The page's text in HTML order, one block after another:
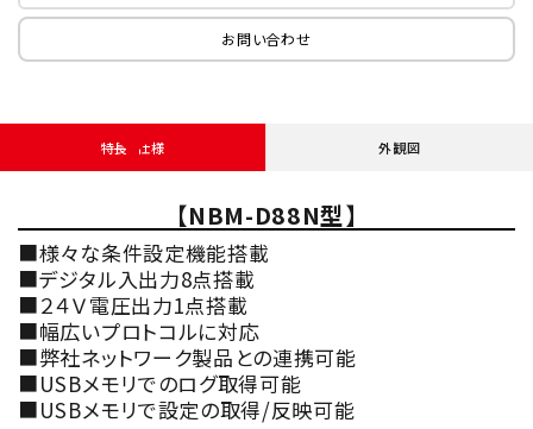
お問い合わせ
特長・仕様 外観図
【NBM-D88N型】
■様々な条件設定機能搭載
■デジタル入出力8点搭載
■２４Ｖ電圧出力1点搭載
■幅広いプロトコルに対応
■弊社ネットワーク製品との連携可能
■USBメモリでのログ取得可能
■USBメモリで設定の取得/反映可能